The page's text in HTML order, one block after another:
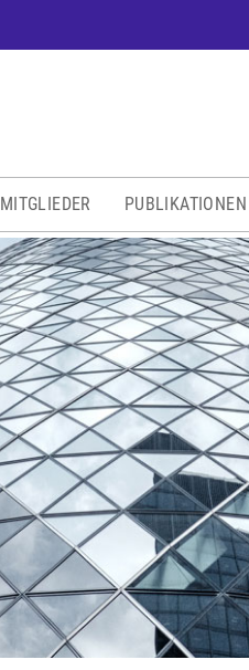
MITGLIEDER PUBLIKATIONEN